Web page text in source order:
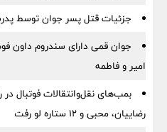
جزئیات قتل پسر جوان توسط
جوان قمی دارای سندروم داون
امیر و فاطمه
بمب‌های نقل‌وانتقالات فوتبال
رضاییان، محبی و ۱۲ ستاره لو رفت